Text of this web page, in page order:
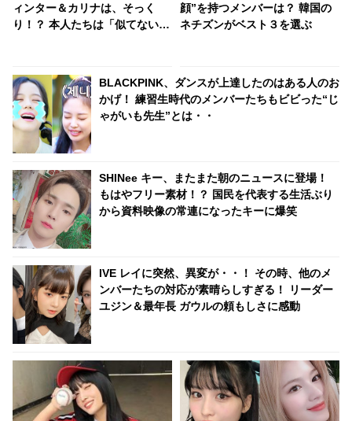
ィンター＆カリナは、そっく
り！？ 本人たちは「似てない」
顔”を持つメンバーは？ 韓国の
ネチズンがベスト３を選ぶ
BLACKPINK、ダンスが上達したのはある人のお
かげ！ 練習生時代のメンバーたちもビビった“じ
ゃがいも先生”とは・・
SHINee キー、またまた朝のニュースに登場！
もはやフリー素材！？ 国民を代表する生活ぶり
から資料映像の常連になったキーに爆笑
IVE レイに突然、異変が・・！ その時、他のメ
ンバーたちの対応が素晴らしすぎる！ リーダー
ユジン＆最年長 ガウルの頼もしさに感動